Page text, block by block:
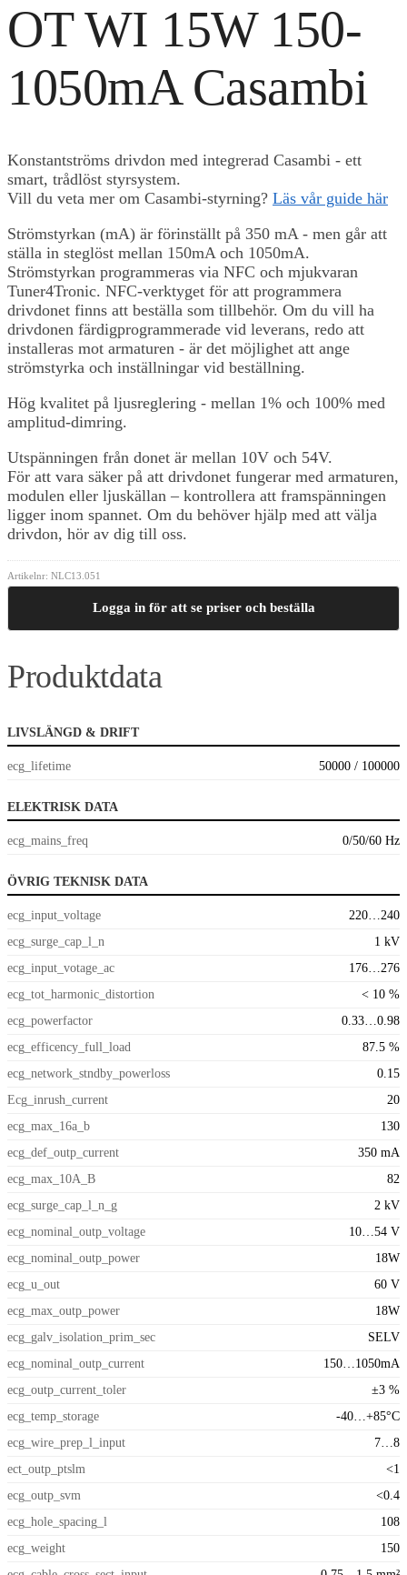
OT WI 15W 150-
1050mA Casambi
Konstantströms drivdon med integrerad Casambi - ett
smart, trådlöst styrsystem.
Vill du veta mer om Casambi-styrning? Läs vår guide här
Strömstyrkan (mA) är förinställt på 350 mA - men går att
ställa in steglöst mellan 150mA och 1050mA.
Strömstyrkan programmeras via NFC och mjukvaran
Tuner4Tronic. NFC-verktyget för att programmera
drivdonet finns att beställa som tillbehör. Om du vill ha
drivdonen färdigprogrammerade vid leverans, redo att
installeras mot armaturen - är det möjlighet att ange
strömstyrka och inställningar vid beställning.
Hög kvalitet på ljusreglering - mellan 1% och 100% med
amplitud-dimring.
Utspänningen från donet är mellan 10V och 54V.
För att vara säker på att drivdonet fungerar med armaturen,
modulen eller ljuskällan – kontrollera att framspänningen
ligger inom spannet. Om du behöver hjälp med att välja
drivdon, hör av dig till oss.
Artikelnr: NLC13.051
Logga in för att se priser och beställa
Produktdata
LIVSLÄNGD & DRIFT
ecg_lifetime 50000 / 100000
ELEKTRISK DATA
ecg_mains_freq 0/50/60 Hz
ÖVRIG TEKNISK DATA
ecg_input_voltage
220…240
ecg_surge_cap_l_n
1 kV
ecg_input_votage_ac
176…276
ecg_tot_harmonic_distortion
< 10 %
ecg_powerfactor
0.33…0.98
ecg_efficency_full_load
87.5 %
ecg_network_stndby_powerloss
0.15
Ecg_inrush_current
20
ecg_max_16a_b
130
ecg_def_outp_current
350 mA
ecg_max_10A_B
82
ecg_surge_cap_l_n_g
2 kV
ecg_nominal_outp_voltage
10…54 V
ecg_nominal_outp_power
18W
ecg_u_out
60 V
ecg_max_outp_power
18W
ecg_galv_isolation_prim_sec
SELV
ecg_nominal_outp_current
150…1050mA
ecg_outp_current_toler
±3 %
ecg_temp_storage
-40…+85°C
ecg_wire_prep_l_input
7…8
ect_outp_ptslm
<1
ecg_outp_svm
<0.4
ecg_hole_spacing_l
108
ecg_weight
150